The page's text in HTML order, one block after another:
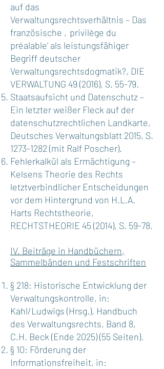
auf das
Verwaltungsrechtsverhältnis – Das
französische ‚privilège du
préalable’ als leistungsfähiger
Begriff deutscher
Verwaltungsrechtsdogmatik?, DIE
VERWALTUNG 49 (2016), S. 55-79.
Staatsaufsicht und Datenschutz –
Ein letzter weißer Fleck auf der
datenschutzrechtlichen Landkarte,
Deutsches Verwaltungsblatt 2015, S.
1273-1282 (mit Ralf Poscher).
Fehlerkalkül als Ermächtigung –
Kelsens Theorie des Rechts
letztverbindlicher Entscheidungen
vor dem Hintergrund von H.L.A.
Harts Rechtstheorie,
RECHTSTHEORIE 45 (2014), S. 59-78.
IV. Beiträge in Handbüchern,
Sammelbänden und Festschriften
§ 218: Historische Entwicklung der
Verwaltungskontrolle, in:
Kahl/Ludwigs (Hrsg.), Handbuch
des Verwaltungsrechts, Band 8,
C.H. Beck (Ende 2025) (55 Seiten).
§ 10: Förderung der
Informationsfreiheit, in: